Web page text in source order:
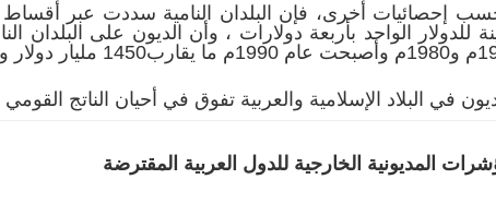
وحوالى 2450 مليار دولار عام 2001م.
في البلاد الإسلامية والعربية تفوق في أحيان الناتج
المديونية الخارجية للدول العربية المقترضة